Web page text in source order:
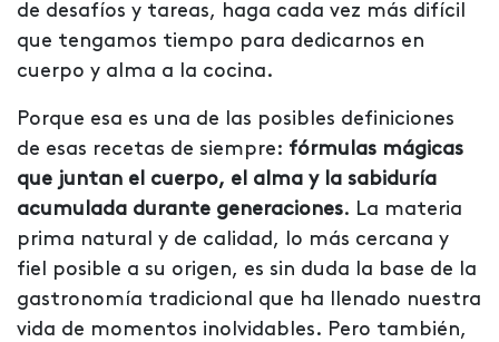
de desafíos y tareas, haga cada vez más difícil
que tengamos tiempo para dedicarnos en
cuerpo y alma a la cocina.
Porque esa es una de las posibles definiciones
de esas recetas de siempre: fórmulas mágicas
que juntan el cuerpo, el alma y la sabiduría
acumulada durante generaciones. La materia
prima natural y de calidad, lo más cercana y
fiel posible a su origen, es sin duda la base de la
gastronomía tradicional que ha llenado nuestra
vida de momentos inolvidables. Pero también,